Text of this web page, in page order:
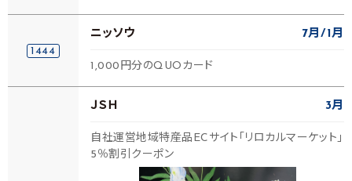
1444
ニッソウ 7月 1月
1,000円分のQUOカード
ＪＳＨ 3月
自社運営地域特産品ECサイト「リロカルマーケット」
5％割引クーポン